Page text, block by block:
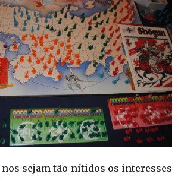
sejam tão nítidos os interesses